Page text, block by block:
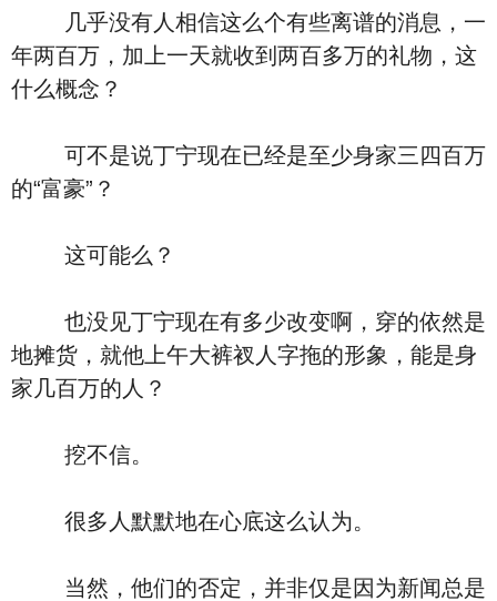
几乎没有人相信这么个有些离谱的消息，一
年两百万，加上一天就收到两百多万的礼物，这
什么概念？
可不是说丁宁现在已经是至少身家三四百万
的“富豪”？
这可能么？
也没见丁宁现在有多少改变啊，穿的依然是
地摊货，就他上午大裤衩人字拖的形象，能是身
家几百万的人？
挖不信。
很多人默默地在心底这么认为。
当然，他们的否定，并非仅是因为新闻总是